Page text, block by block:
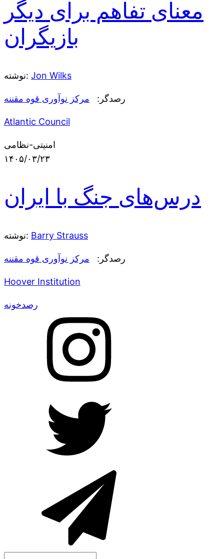
معنای تفاهم برای دیگر
بازیگران
نوشته: Jon Wilks
رصدگر: مرکز نوآوری قوه مقننه
Atlantic Council
امنیتی-نظامی
۱۴۰۵/۰۳/۲۳
درس‌های جنگ با ایران
نوشته: Barry Strauss
رصدگر: مرکز نوآوری قوه مقننه
Hoover Institution
رصدخونه